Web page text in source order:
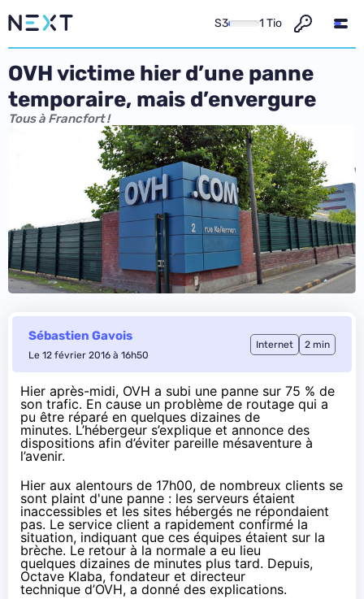
S3 1 Tio
OVH victime hier d’une panne
temporaire, mais d’envergure
Tous à Francfort !
Sébastien Gavois
Le 12 février 2016 à 16h50
Internet 2 min
Hier après-midi, OVH a subi une panne sur 75 % de
son trafic. En cause un problème de routage qui a
pu être réparé en quelques dizaines de
minutes. L’hébergeur s’explique et annonce des
dispositions afin d’éviter pareille mésaventure à
l’avenir.
Hier aux alentours de 17h00, de nombreux clients se
sont plaint d'une panne : les serveurs étaient
inaccessibles et les sites hébergés ne répondaient
pas. Le service client a rapidement confirmé la
situation, indiquant que ces équipes étaient sur la
brèche. Le retour à la normale a eu lieu
quelques dizaines de minutes plus tard. Depuis,
Octave Klaba, fondateur et directeur
technique d’OVH, a donné des explications.